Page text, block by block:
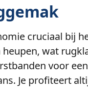
cruciaal bij
wat
voor
Je profiteert